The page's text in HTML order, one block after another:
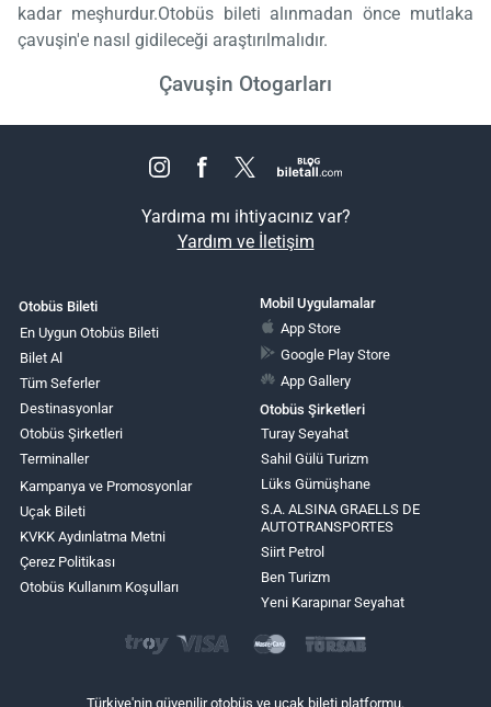
kadar meşhurdur.Otobüs bileti alınmadan önce mutlaka
çavuşin'e nasıl gidileceği araştırılmalıdır.
Çavuşin Otogarları
Yardıma mı ihtiyacınız var?
Yardım ve İletişim
Otobüs Bileti
En Uygun Otobüs Bileti
Bilet Al
Tüm Seferler
Destinasyonlar
Otobüs Şirketleri
Terminaller
Kampanya ve Promosyonlar
Uçak Bileti
KVKK Aydınlatma Metni
Çerez Politikası
Otobüs Kullanım Koşulları
Mobil Uygulamalar
App Store
Google Play Store
App Gallery
Otobüs Şirketleri
Turay Seyahat
Sahil Gülü Turizm
Lüks Gümüşhane
S.A. ALSINA GRAELLS DE
AUTOTRANSPORTES
Siirt Petrol
Ben Turizm
Yeni Karapınar Seyahat
Türkiye'nin güvenilir otobüs ve uçak bileti platformu.